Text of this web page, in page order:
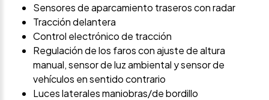
Sensores de aparcamiento traseros con radar
Tracción delantera
Control electrónico de tracción
Regulación de los faros con ajuste de altura
manual, sensor de luz ambiental y sensor de
vehículos en sentido contrario
Luces laterales maniobras/de bordillo